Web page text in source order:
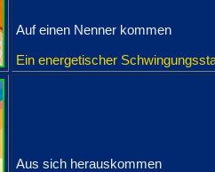
Auf einen Nenner kommen
Ein energetischer
Aus sich herauskommen